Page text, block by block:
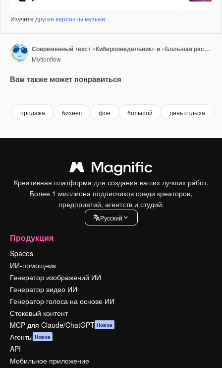
Изучите другие варианты музыки
Современный текст «Киберпонедельник» и «Большая распродажа» на черном градиенте
Motionflow
Вам также может понравиться
продажа бизнес фон большой день отдыха
Креативная платформа для создания ваших лучших работ.
Более 1 миллиона подписчиков среди креаторов,
предприятий, агентств и студий.
Pусский
Продукция
Spaces
ИИ-помощник
Генератор изображений ИИ
Генератор видео ИИ
Генератор голоса на основе ИИ
Стоковый контент
MCP для Claude/ChatGPT Новое
Агенты Новое
API
Мобильное приложение